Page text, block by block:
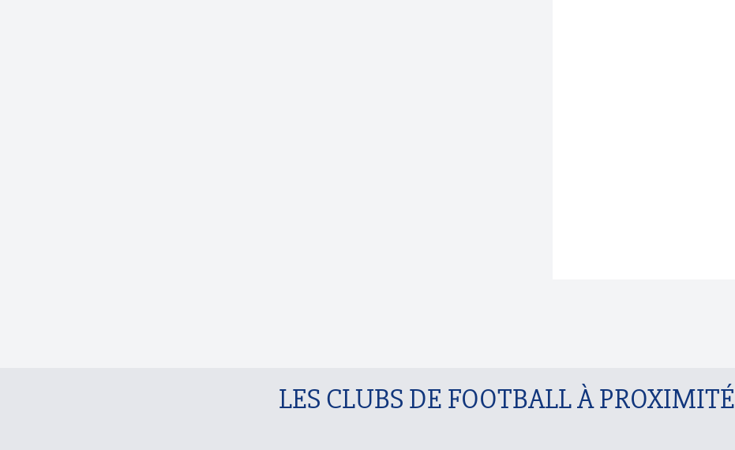
LES CLUBS DE FOOTBALL À PROXIMITÉ